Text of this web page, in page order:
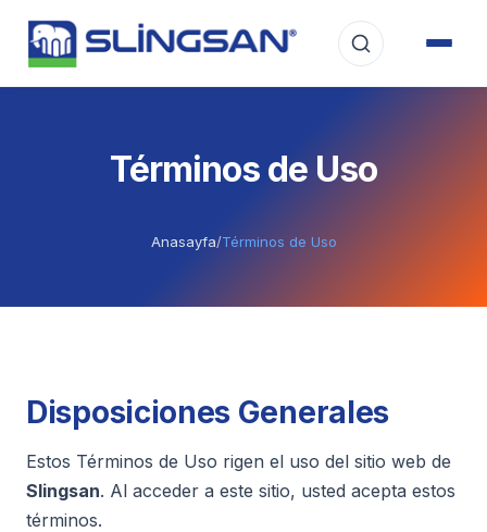
Términos de Uso
Anasayfa/Términos de Uso
Disposiciones Generales
Estos Términos de Uso rigen el uso del sitio web de
Slingsan. Al acceder a este sitio, usted acepta estos
términos.